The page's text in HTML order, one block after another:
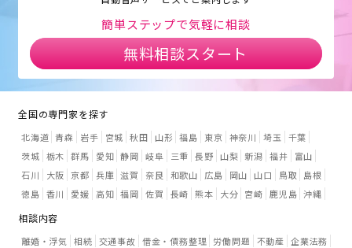
簡単ステップで気軽に相談
無料相談スタート
全国の専門家を探す
北海道 青森 岩手 宮城 秋田 山形 福島 東京 神奈川 埼玉
千葉
茨城 栃木 群馬 愛知 静岡 岐阜 三重 長野 山梨 新潟 福井
富山
石川
大阪 京都 兵庫 滋賀 奈良 和歌山 広島 岡山 山口 鳥取
島根
徳島 香川 愛媛 高知 福岡 佐賀 長崎 熊本 大分 宮崎 鹿児島 沖縄
相談内容
離婚・浮気 相続 交通事故 借金・債務整理 労働問題 不動産 企業法務